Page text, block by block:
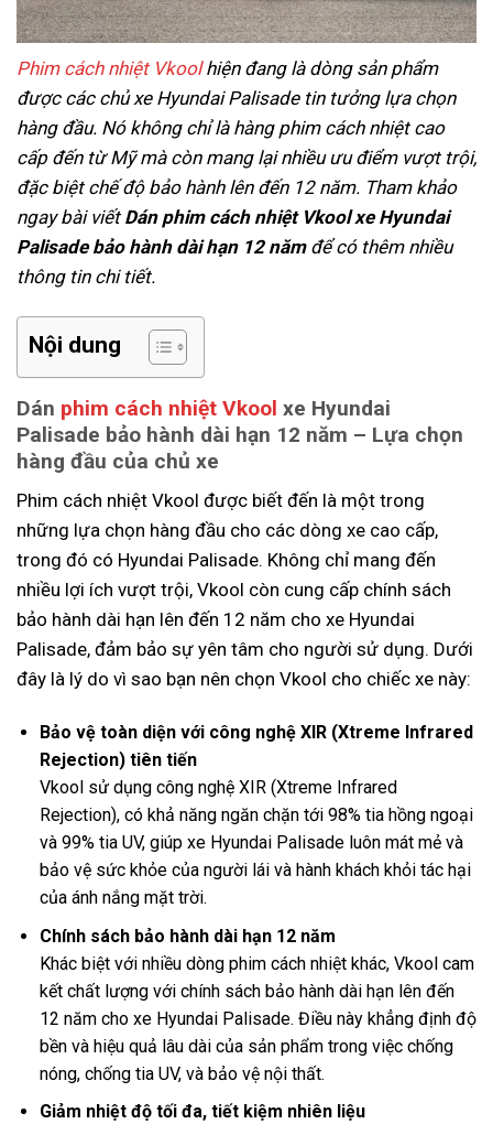
Phim cách nhiệt Vkoolhiện đang là dòng sản phẩm
được các chủ xe Hyundai Palisade tin tưởng lựa chọn
hàng đầu. Nó không chỉ là hàng phim cách nhiệt cao
cấp đến từ Mỹ mà còn mang lại nhiều ưu điểm vượt trội,
đặc biệt chế độ bảo hành lên đến 12 năm. Tham khảo
ngay bài viết Dán phim cách nhiệt Vkool xe Hyundai
Palisade bảo hành dài hạn 12 nămđể có thêm nhiều
thông tin chi tiết.
Nội dung
Dán phim cách nhiệt Vkool xe Hyundai
Palisade bảo hành dài hạn 12 năm – Lựa chọn
hàng đầu của chủ xe
Phim cách nhiệt Vkool được biết đến là một trong
những lựa chọn hàng đầu cho các dòng xe cao cấp,
trong đó có Hyundai Palisade. Không chỉ mang đến
nhiều lợi ích vượt trội, Vkool còn cung cấp chính sách
bảo hành dài hạn lên đến 12 năm cho xe Hyundai
Palisade, đảm bảo sự yên tâm cho người sử dụng. Dưới
đây là lý do vì sao bạn nên chọn Vkool cho chiếc xe này:
Bảo vệ toàn diện với công nghệ XIR (Xtreme Infrared
Rejection) tiên tiến
Vkool sử dụng công nghệ XIR (Xtreme Infrared
Rejection), có khả năng ngăn chặn tới 98% tia hồng ngoại
và 99% tia UV, giúp xe Hyundai Palisade luôn mát mẻ và
bảo vệ sức khỏe của người lái và hành khách khỏi tác hại
của ánh nắng mặt trời.
Chính sách bảo hành dài hạn 12 năm
Khác biệt với nhiều dòng phim cách nhiệt khác, Vkool cam
kết chất lượng với chính sách bảo hành dài hạn lên đến
12 năm cho xe Hyundai Palisade. Điều này khẳng định độ
bền và hiệu quả lâu dài của sản phẩm trong việc chống
nóng, chống tia UV, và bảo vệ nội thất.
Giảm nhiệt độ tối đa, tiết kiệm nhiên liệu